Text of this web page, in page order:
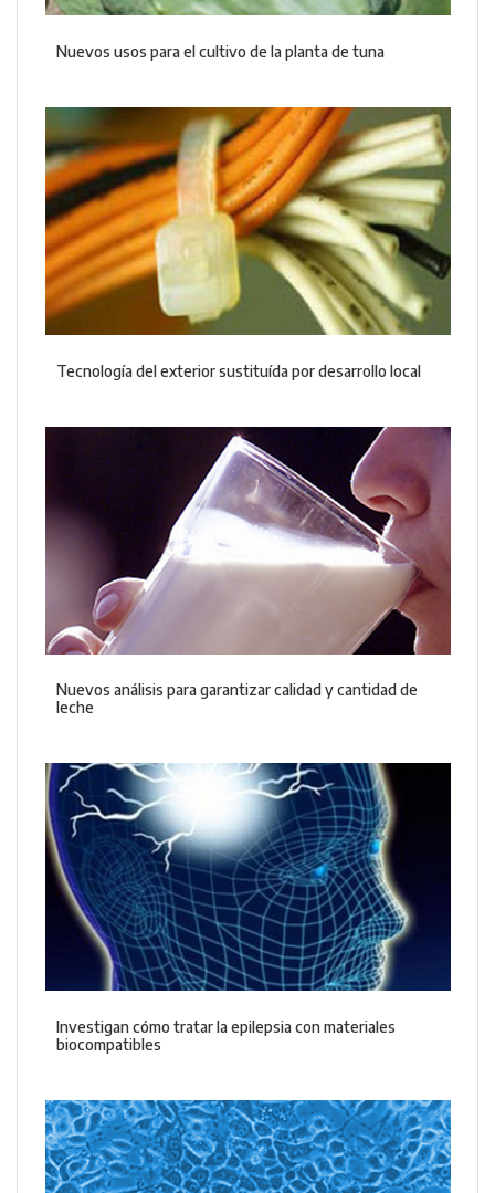
Nuevos usos para el cultivo de la planta de tuna
Tecnología del exterior sustituída por desarrollo local
Nuevos análisis para garantizar calidad y cantidad de
leche
Investigan cómo tratar la epilepsia con materiales
biocompatibles